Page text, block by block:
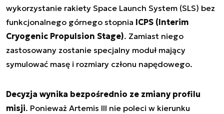
wykorzystanie rakiety Space Launch System (SLS) bez
funkcjonalnego górnego stopnia ICPS (Interim
Cryogenic Propulsion Stage). Zamiast niego
zastosowany zostanie specjalny moduł mający
symulować masę i rozmiary członu napędowego.
Decyzja wynika bezpośrednio ze zmiany profilu
misji. Ponieważ Artemis III nie poleci w kierunku